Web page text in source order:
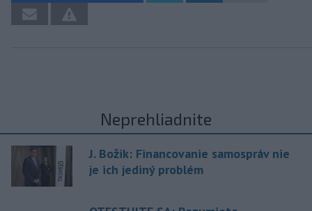
Neprehliadnite
J. Božik: Financovanie samospráv nie
je ich jediný problém